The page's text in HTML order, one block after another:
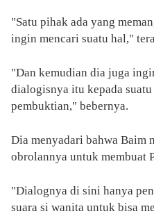
"Satu pihak ada yang
ingin mencari suatu hal,"
"Dan kemudian dia juga
dialogisnya itu kepada
pembuktian," bebernya.
Dia menyadari bahwa Baim
obrolannya untuk membuat
"Dialognya di sini hanya
suara si wanita untuk bisa